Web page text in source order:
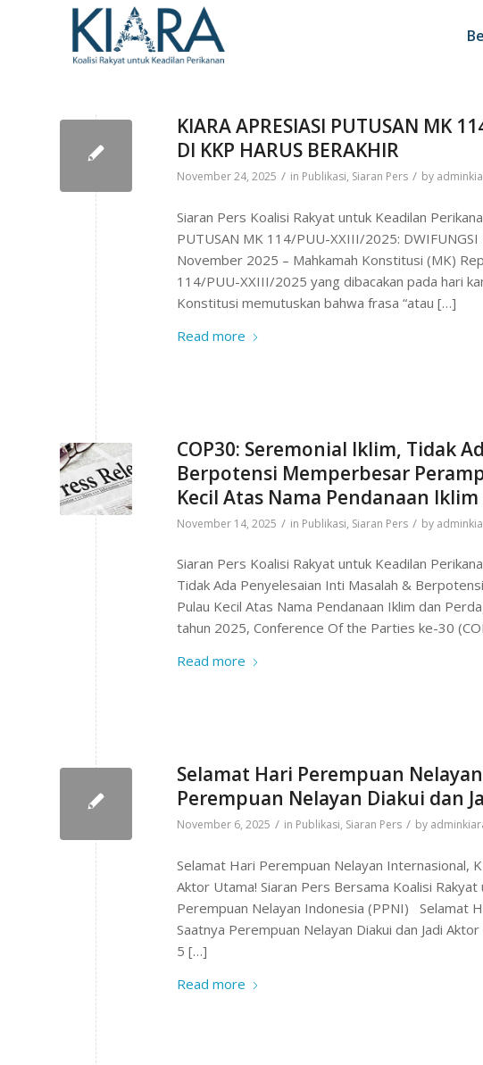
KIARA APRESIASI PUTUSAN MK
DI KKP HARUS BERAKHIR
November 24, 2025 / in Publikasi, Siaran Pers / by
Siaran Pers Koalisi Rakyat untuk Keadilan
PUTUSAN MK 114/PUU-XXIII/2025:
November 2025 – Mahkamah Konstitusi (MK)
114/PUU-XXIII/2025 yang dibacakan pada hari
Konstitusi memutuskan bahwa frasa “atau […]
Read more
COP30: Seremonial Iklim, Tidak
Berpotensi Memperbesar
Kecil Atas Nama Pendanaan
November 14, 2025 / in Publikasi, Siaran Pers / by
Siaran Pers Koalisi Rakyat untuk Keadilan
Tidak Ada Penyelesaian Inti Masalah &
Pulau Kecil Atas Nama Pendanaan Iklim dan
tahun 2025, Conference Of the Parties ke-30
Read more
Selamat Hari Perempuan
Perempuan Nelayan Diakui dan
November 6, 2025 / in Publikasi, Siaran Pers / by
Selamat Hari Perempuan Nelayan Internasional,
Aktor Utama! Siaran Pers Bersama Koalisi
Perempuan Nelayan Indonesia (PPNI) Selamat
Saatnya Perempuan Nelayan Diakui dan Jadi
5 […]
Read more